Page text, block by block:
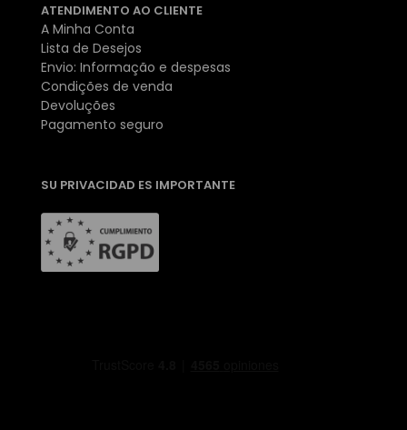
ATENDIMENTO AO CLIENTE
A Minha Conta
Lista de Desejos
Envio: Informação e despesas
Condições de venda
Devoluções
Pagamento seguro
SU PRIVACIDAD ES IMPORTANTE